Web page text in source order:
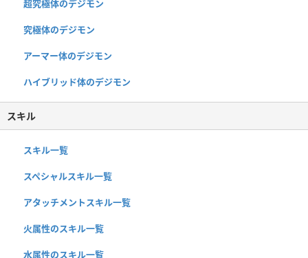
超究極体のデジモン
究極体のデジモン
アーマー体のデジモン
ハイブリッド体のデジモン
スキル
スキル一覧
スペシャルスキル一覧
アタッチメントスキル一覧
火属性のスキル一覧
水属性のスキル一覧